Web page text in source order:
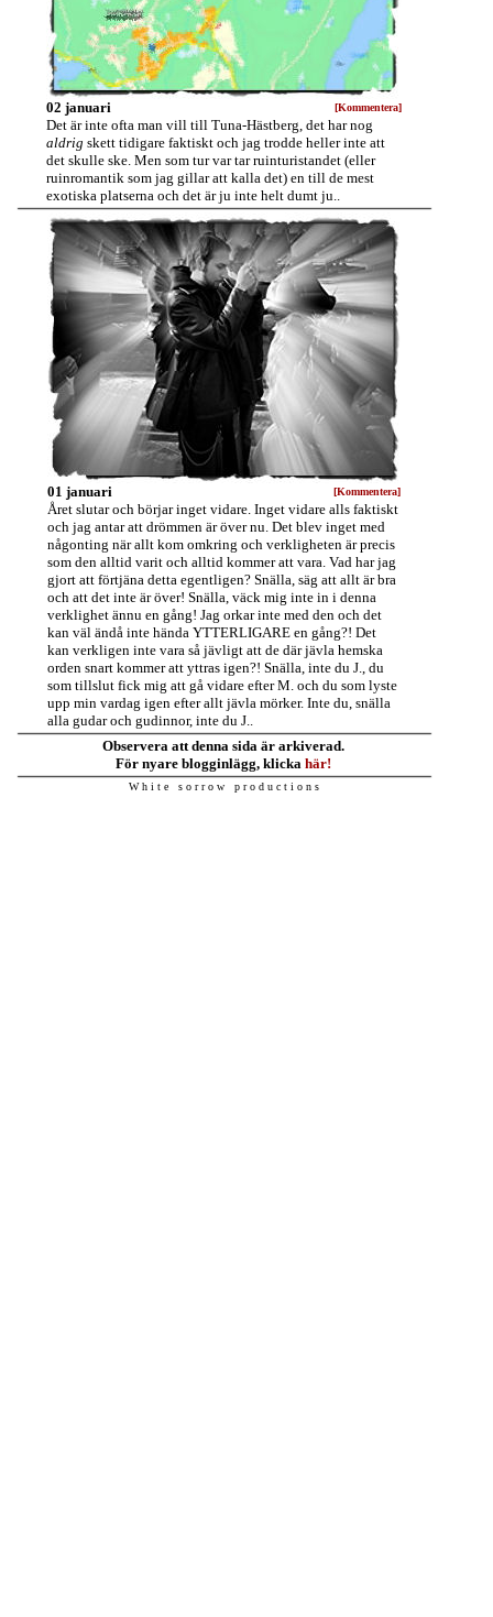
02 januari [Kommentera]
Det är inte ofta man vill till Tuna-Hästberg, det har nog
aldrig skett tidigare faktiskt och jag trodde heller inte att
det skulle ske. Men som tur var tar ruinturistandet (eller
ruinromantik som jag gillar att kalla det) en till de mest
exotiska platserna och det är ju inte helt dumt ju..
01 januari [Kommentera]
Året slutar och börjar inget vidare. Inget vidare alls faktiskt
och jag antar att drömmen är över nu. Det blev inget med
någonting när allt kom omkring och verkligheten är precis
som den alltid varit och alltid kommer att vara. Vad har jag
gjort att förtjäna detta egentligen? Snälla, säg att allt är bra
och att det inte är över! Snälla, väck mig inte in i denna
verklighet ännu en gång! Jag orkar inte med den och det
kan väl ändå inte hända YTTERLIGARE en gång?! Det
kan verkligen inte vara så jävligt att de där jävla hemska
orden snart kommer att yttras igen?! Snälla, inte du J., du
som tillslut fick mig att gå vidare efter M. och du som lyste
upp min vardag igen efter allt jävla mörker. Inte du, snälla
alla gudar och gudinnor, inte du J..
Observera att denna sida är arkiverad.
För nyare blogginlägg, klicka här!
W h i t e s o r r o w p r o d u c t i o n s